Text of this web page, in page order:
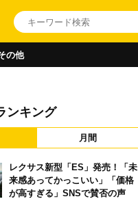
の他
ンキング
月間
レクサス新型「ES」発売！「未
来感あってかっこいい」「価格
が高すぎる」SNSで賛否の声